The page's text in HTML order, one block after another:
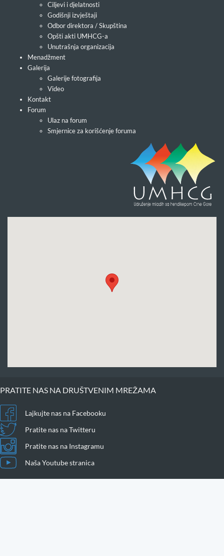
Ciljevi i djelatnosti
Godišnji izvještaji
Odbor direktora / Skupština
Opšti akti UMHCG-a
Unutrašnja organizacija
Menadžment
Galerija
Galerije fotografija
Video
Kontakt
Forum
Ulaz na forum
Smjernice za korišćenje foruma
PRATITE NAS NA DRUŠTVENIM MREŽAMA
Lajkujte nas na Facebooku
Pratite nas na Twitteru
Pratite nas na Instagramu
Naša Youtube stranica